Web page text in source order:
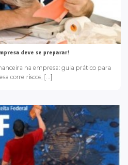
deve se preparar!
na empresa: guia prático para
corre riscos, [...]